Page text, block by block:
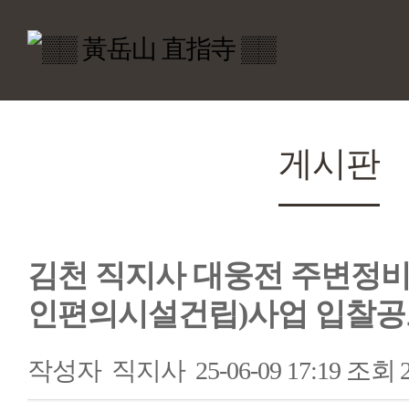
게시판
김천 직지사 대웅전 주변정
인편의시설건립)사업 입찰
작성자 직지사 25-06-09 17:19 조회